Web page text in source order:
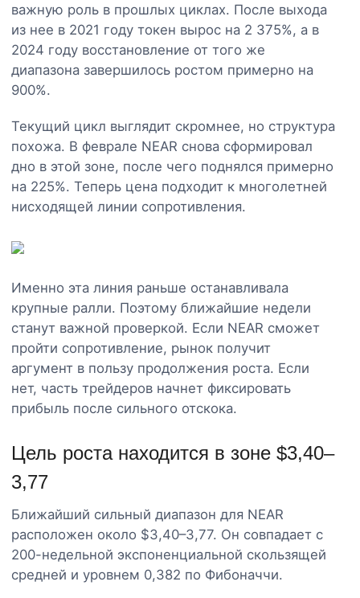
важную роль в прошлых циклах. После выхода
из нее в 2021 году токен вырос на 2 375%, а в
2024 году восстановление от того же
диапазона завершилось ростом примерно на
900%.
Текущий цикл выглядит скромнее, но структура
похожа. В феврале NEAR снова сформировал
дно в этой зоне, после чего поднялся примерно
на 225%. Теперь цена подходит к многолетней
нисходящей линии сопротивления.
Именно эта линия раньше останавливала
крупные ралли. Поэтому ближайшие недели
станут важной проверкой. Если NEAR сможет
пройти сопротивление, рынок получит
аргумент в пользу продолжения роста. Если
нет, часть трейдеров начнет фиксировать
прибыль после сильного отскока.
Цель роста находится в зоне $3,40–
3,77
Ближайший сильный диапазон для NEAR
расположен около $3,40–3,77. Он совпадает с
200-недельной экспоненциальной скользящей
средней и уровнем 0,382 по Фибоначчи.